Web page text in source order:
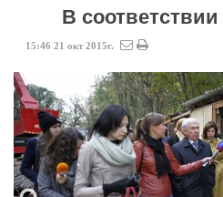
В
15:46 21 окт 2015г.